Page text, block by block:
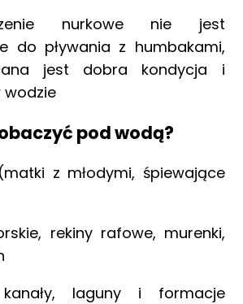
nurkowe nie jest
do pływania z humbakami,
jest dobra kondycja i
pod wodą?
z młodymi, śpiewające
rekiny rafowe, murenki,
kanały, laguny i formacje